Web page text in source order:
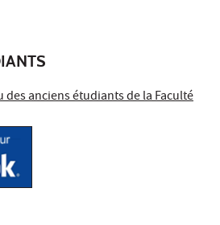
des anciens étudiants de la Faculté